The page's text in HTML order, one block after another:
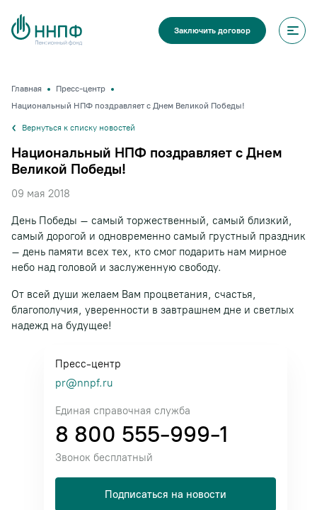
Заключить договор
Главная
Пресс-центр
Национальный НПФ поздравляет с Днем Великой Победы!
Вернуться к списку новостей
Национальный НПФ поздравляет с Днем
Великой Победы!
09 мая 2018
День Победы – самый торжественный, самый близкий,
самый дорогой и одновременно самый грустный праздник
– день памяти всех тех, кто смог подарить нам мирное
небо над головой и заслуженную свободу.
От всей души желаем Вам процветания, счастья,
благополучия, уверенности в завтрашнем дне и светлых
надежд на будущее!
Пресс-центр
pr@nnpf.ru
Единая справочная служба
8 800 555-999-1
Звонок бесплатный
Подписаться на новости